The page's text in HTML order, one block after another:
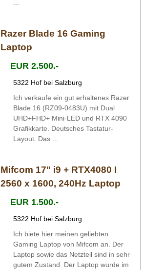
Razer Blade 16 Gaming
Laptop
EUR 2.500.-
5322 Hof bei Salzburg
Ich verkaufe ein gut erhaltenes Razer
Blade 16 (RZ09-0483U) mit Dual
UHD+FHD+ Mini-LED und RTX 4090
Grafikkarte. Deutsches Tastatur-
Layout. Das ...
Mifcom 17" i9 + RTX4080 I
2560 x 1600, 240Hz Laptop
EUR 1.500.-
5322 Hof bei Salzburg
Ich biete hier meinen geliebten
Gaming Laptop von Mifcom an. Der
Laptop sowie das Netzteil sind in sehr
gutem Zustand. Der Laptop wurde im